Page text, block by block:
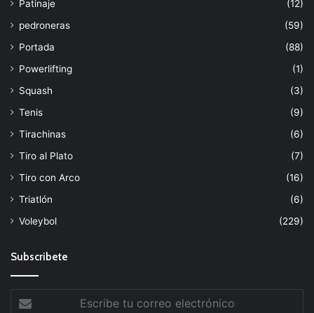
Patinaje
(12)
pedroneras
(59)
Portada
(88)
Powerlifting
(1)
Squash
(3)
Tenis
(9)
Tirachinas
(6)
Tiro al Plato
(7)
Tiro con Arco
(16)
Triatlón
(6)
Voleybol
(229)
Subscribete
Escribe